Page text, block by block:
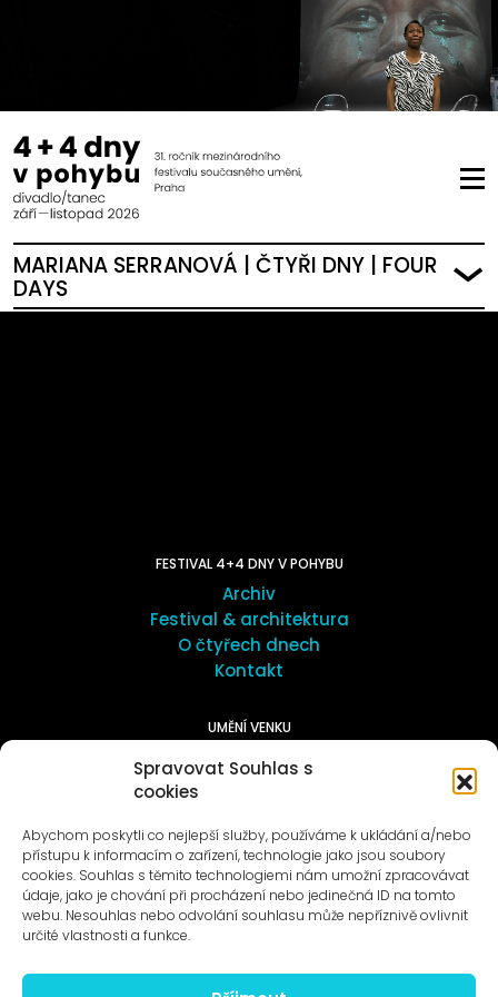
Spravovat Souhlas s
cookies
Abychom poskytli co nejlepší služby, používáme k ukládání a/nebo
přístupu k informacím o zařízení, technologie jako jsou soubory
cookies. Souhlas s těmito technologiemi nám umožní zpracovávat
údaje, jako je chování při procházení nebo jedinečná ID na tomto
webu. Nesouhlas nebo odvolání souhlasu může nepříznivě ovlivnit
určité vlastnosti a funkce.
MARIANA SERRANOVÁ | ČTYŘI DNY | FOUR
DAYS
FESTIVAL 4+4 DNY V POHYBU
Archiv
Festival & architektura
O čtyřech dnech
Kontakt
UMĚNÍ VENKU
Galerie ProLuka
O umění v Motole
Novinky na e-mail